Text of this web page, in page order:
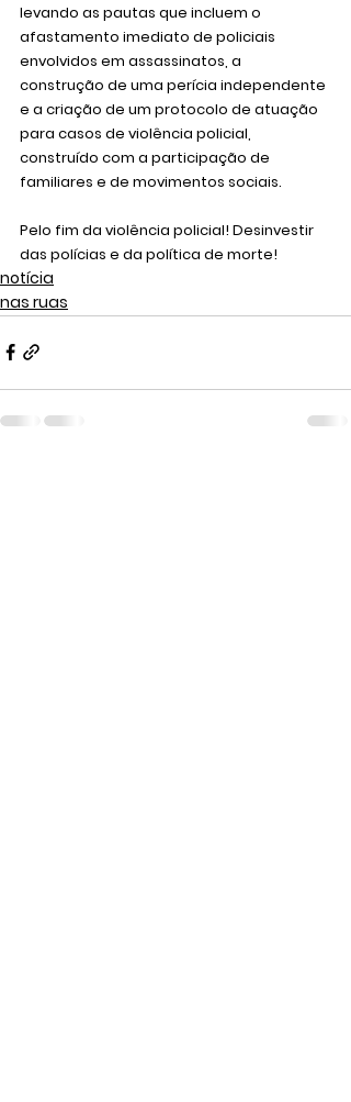
levando as pautas que incluem o
afastamento imediato de policiais
envolvidos em assassinatos, a
construção de uma perícia independente
e a criação de um protocolo de atuação
para casos de violência policial,
construído com a participação de
familiares e de movimentos sociais.
Pelo fim da violência policial! Desinvestir
das polícias e da política de morte!
notícia
nas ruas